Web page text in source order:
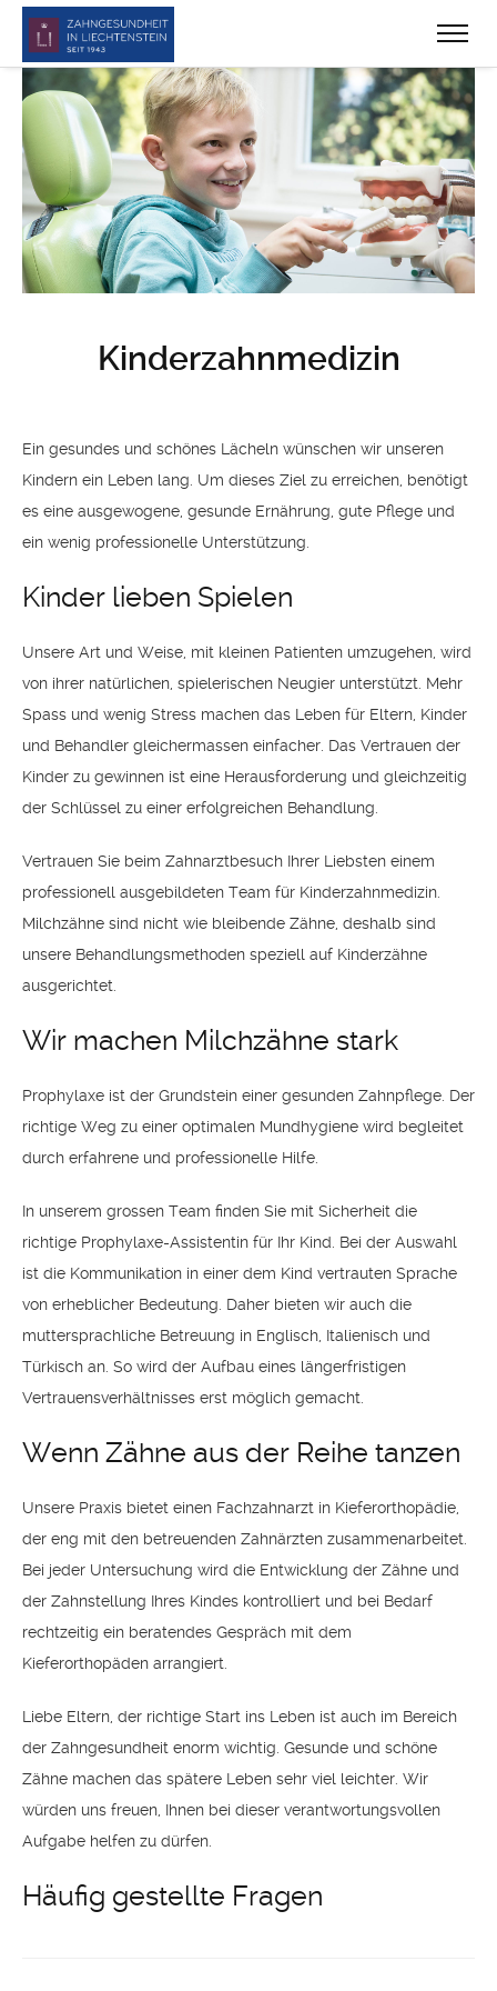
Kinderzahnmedizin
Ein gesundes und schönes Lächeln wünschen wir unseren
Kindern ein Leben lang. Um dieses Ziel zu erreichen, benötigt
es eine ausgewogene, gesunde Ernährung, gute Pflege und
ein wenig professionelle Unterstützung.
Kinder lieben Spielen
Unsere Art und Weise, mit kleinen Patienten umzugehen, wird
von ihrer natürlichen, spielerischen Neugier unterstützt. Mehr
Spass und wenig Stress machen das Leben für Eltern, Kinder
und Behandler gleichermassen einfacher. Das Vertrauen der
Kinder zu gewinnen ist eine Herausforderung und gleichzeitig
der Schlüssel zu einer erfolgreichen Behandlung.
Vertrauen Sie beim Zahnarztbesuch Ihrer Liebsten einem
professionell ausgebildeten Team für Kinderzahnmedizin.
Milchzähne sind nicht wie bleibende Zähne, deshalb sind
unsere Behandlungsmethoden speziell auf Kinderzähne
ausgerichtet.
Wir machen Milchzähne stark
Prophylaxe ist der Grundstein einer gesunden Zahnpflege. Der
richtige Weg zu einer optimalen Mundhygiene wird begleitet
durch erfahrene und professionelle Hilfe.
In unserem grossen Team finden Sie mit Sicherheit die
richtige Prophylaxe-Assistentin für Ihr Kind. Bei der Auswahl
ist die Kommunikation in einer dem Kind vertrauten Sprache
von erheblicher Bedeutung. Daher bieten wir auch die
muttersprachliche Betreuung in Englisch, Italienisch und
Türkisch an. So wird der Aufbau eines längerfristigen
Vertrauensverhältnisses erst möglich gemacht.
Wenn Zähne aus der Reihe tanzen
Unsere Praxis bietet einen Fachzahnarzt in Kieferorthopädie,
der eng mit den betreuenden Zahnärzten zusammenarbeitet.
Bei jeder Untersuchung wird die Entwicklung der Zähne und
der Zahnstellung Ihres Kindes kontrolliert und bei Bedarf
rechtzeitig ein beratendes Gespräch mit dem
Kieferorthopäden arrangiert.
Liebe Eltern, der richtige Start ins Leben ist auch im Bereich
der Zahngesundheit enorm wichtig. Gesunde und schöne
Zähne machen das spätere Leben sehr viel leichter. Wir
würden uns freuen, Ihnen bei dieser verantwortungsvollen
Aufgabe helfen zu dürfen.
Häufig gestellte Fragen